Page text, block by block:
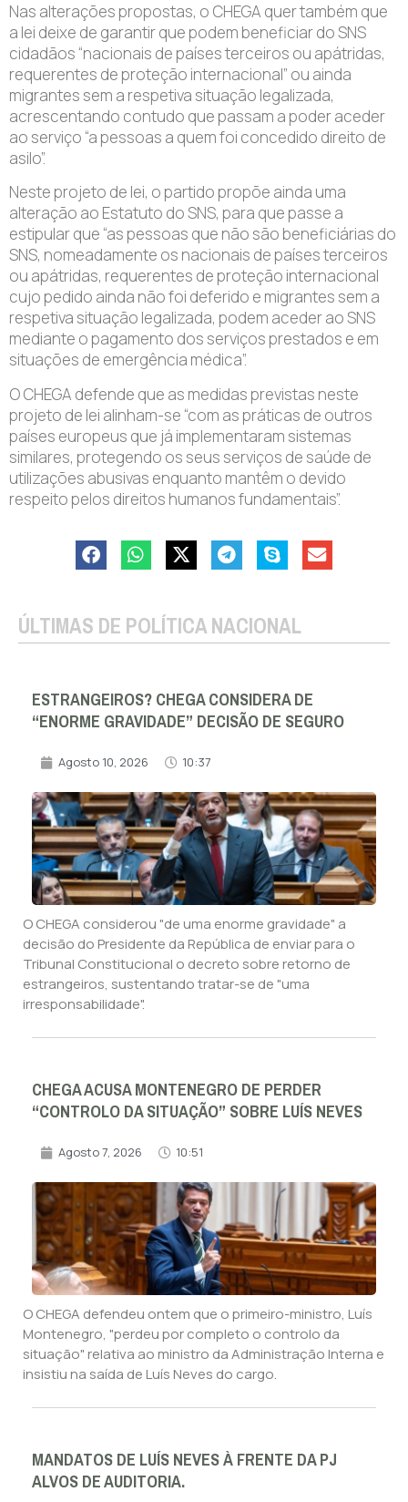
Nas alterações propostas, o CHEGA quer também que
a lei deixe de garantir que podem beneficiar do SNS
cidadãos “nacionais de países terceiros ou apátridas,
requerentes de proteção internacional” ou ainda
migrantes sem a respetiva situação legalizada,
acrescentando contudo que passam a poder aceder
ao serviço “a pessoas a quem foi concedido direito de
asilo”.
Neste projeto de lei, o partido propõe ainda uma
alteração ao Estatuto do SNS, para que passe a
estipular que “as pessoas que não são beneficiárias do
SNS, nomeadamente os nacionais de países terceiros
ou apátridas, requerentes de proteção internacional
cujo pedido ainda não foi deferido e migrantes sem a
respetiva situação legalizada, podem aceder ao SNS
mediante o pagamento dos serviços prestados e em
situações de emergência médica”.
O CHEGA defende que as medidas previstas neste
projeto de lei alinham-se “com as práticas de outros
países europeus que já implementaram sistemas
similares, protegendo os seus serviços de saúde de
utilizações abusivas enquanto mantêm o devido
respeito pelos direitos humanos fundamentais”.
ÚLTIMAS DE POLÍTICA NACIONAL
ESTRANGEIROS? CHEGA CONSIDERA DE
“ENORME GRAVIDADE” DECISÃO DE SEGURO
Agosto 10, 2026 10:37
O CHEGA considerou "de uma enorme gravidade" a
decisão do Presidente da República de enviar para o
Tribunal Constitucional o decreto sobre retorno de
estrangeiros, sustentando tratar-se de "uma
irresponsabilidade".
CHEGA ACUSA MONTENEGRO DE PERDER
“CONTROLO DA SITUAÇÃO” SOBRE LUÍS NEVES
Agosto 7, 2026 10:51
O CHEGA defendeu ontem que o primeiro-ministro, Luís
Montenegro, "perdeu por completo o controlo da
situação" relativa ao ministro da Administração Interna e
insistiu na saída de Luís Neves do cargo.
MANDATOS DE LUÍS NEVES À FRENTE DA PJ
ALVOS DE AUDITORIA.